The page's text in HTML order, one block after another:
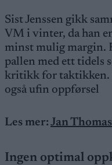
Sist Jenssen gikk
VM i vinter, da han
minst mulig margin.
pallen med ett tidels
kritikk for taktikken.
også ufin oppførsel
Les mer: Jan
Ingen optimal